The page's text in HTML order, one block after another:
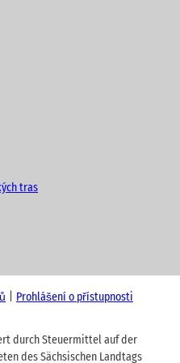
tras
Prohlášení o přístupnosti
durch Steuermittel auf der
des Sächsischen Landtags